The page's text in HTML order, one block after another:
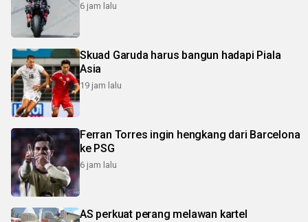
6 jam lalu
Skuad Garuda harus bangun hadapi Piala
Asia
19 jam lalu
Ferran Torres ingin hengkang dari Barcelona
ke PSG
6 jam lalu
AS perkuat perang melawan kartel